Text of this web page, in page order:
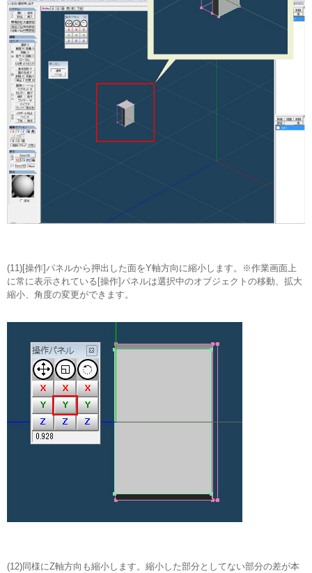
(11)[操作]パネルから押出した面をY軸方向に縮小します。※作業画面上
に常に表示されている[操作]パネルは選択中のオブジェクトの移動、拡大
縮小、角度の変更ができます。
(12)同様にZ軸方向も縮小します。縮小した部分としてない部分の差が本